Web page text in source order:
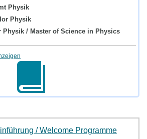
Physik
Physik
Physik / Master of Science in Physics
/ Welcome Programme